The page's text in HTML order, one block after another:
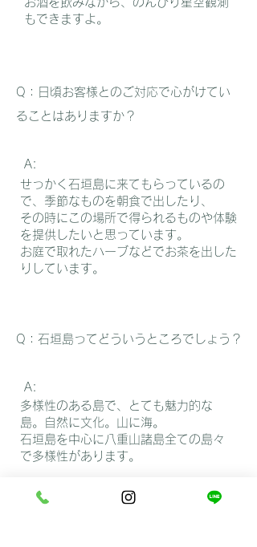
もできますよ。
​Q：​日頃お客様とのご対応で心がけてい
ることはありますか？
A:
せっかく石垣島に来てもらっているの
で、季節なものを朝食で出したり、
その時にこの場所で得られるものや体験
を提供したいと思っています。
お庭で取れたハーブなどでお茶を出した
りしています。
​Q：​石垣島ってどういうところでしょう？
A:
多様性のある島で、とても魅力的な
島。自然に文化。山に海。
​石垣島を中心に八重山諸島全ての島々
で多様性があります。